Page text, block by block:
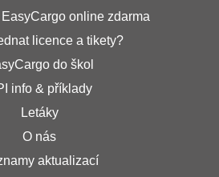
online zdarma
licence a tikety?
do škol
info & příklady
Letáky
O nás
aktualizací